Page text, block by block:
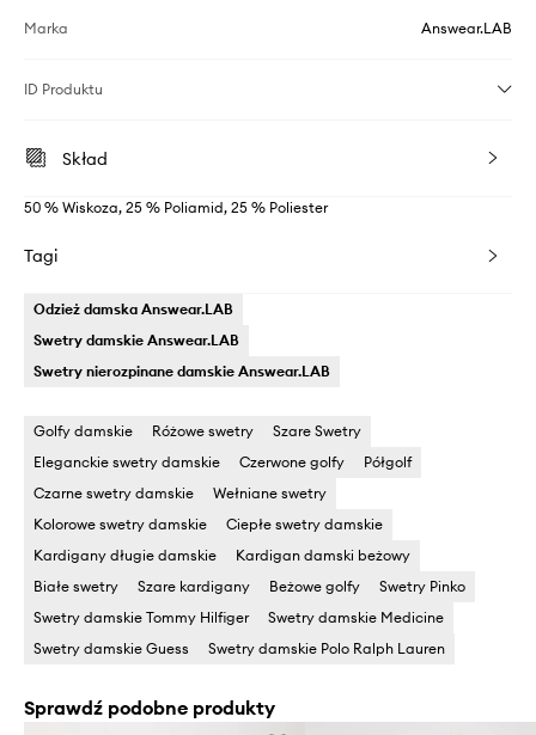
Marka Answear.LAB
ID Produktu
Skład
50 % Wiskoza, 25 % Poliamid, 25 % Poliester
Tagi
Odzież damska Answear.LAB
Swetry damskie Answear.LAB
Swetry nierozpinane damskie Answear.LAB
Golfy damskie Różowe swetry
Szare Swetry
Eleganckie swetry damskie
Czerwone golfy
Półgolf
Czarne swetry damskie
Wełniane swetry
Kolorowe swetry damskie
Ciepłe swetry damskie
Kardigany długie damskie
Kardigan damski beżowy
Białe swetry
Szare kardigany Beżowe golfy
Swetry Pinko
Swetry damskie Tommy Hilfiger
Swetry damskie Medicine
Swetry damskie Guess
Swetry damskie Polo Ralph Lauren
Sprawdź podobne produkty